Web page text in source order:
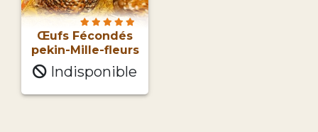
Œufs Fécondés
pekin-Mille-fleurs
Indisponible